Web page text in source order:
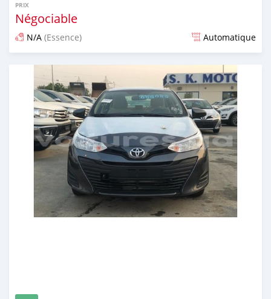
PRIX
Négociable
N/A (Essence) Automatique
Publié il y a presque 6 ans